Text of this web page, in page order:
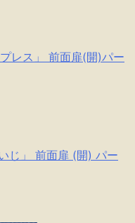
レス」 前面扉(開)パー
じ」 前面扉 (開) パー